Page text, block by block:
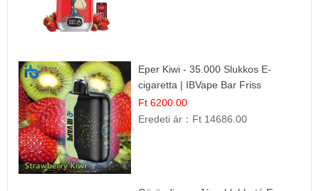
Eper Kiwi - 35.000 Slukkos E-
cigaretta | IBVape Bar Friss
Gyümölcs Ízek
Ft 6200.00
Eredeti ár： Ft 14686.00